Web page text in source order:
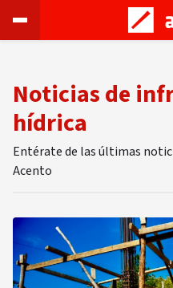
Noticias de
hídrica
Entérate de las últimas
Acento